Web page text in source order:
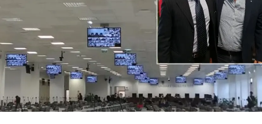
ECONOMIA E LAVORO
EVENTI
SPORT
LAC TV